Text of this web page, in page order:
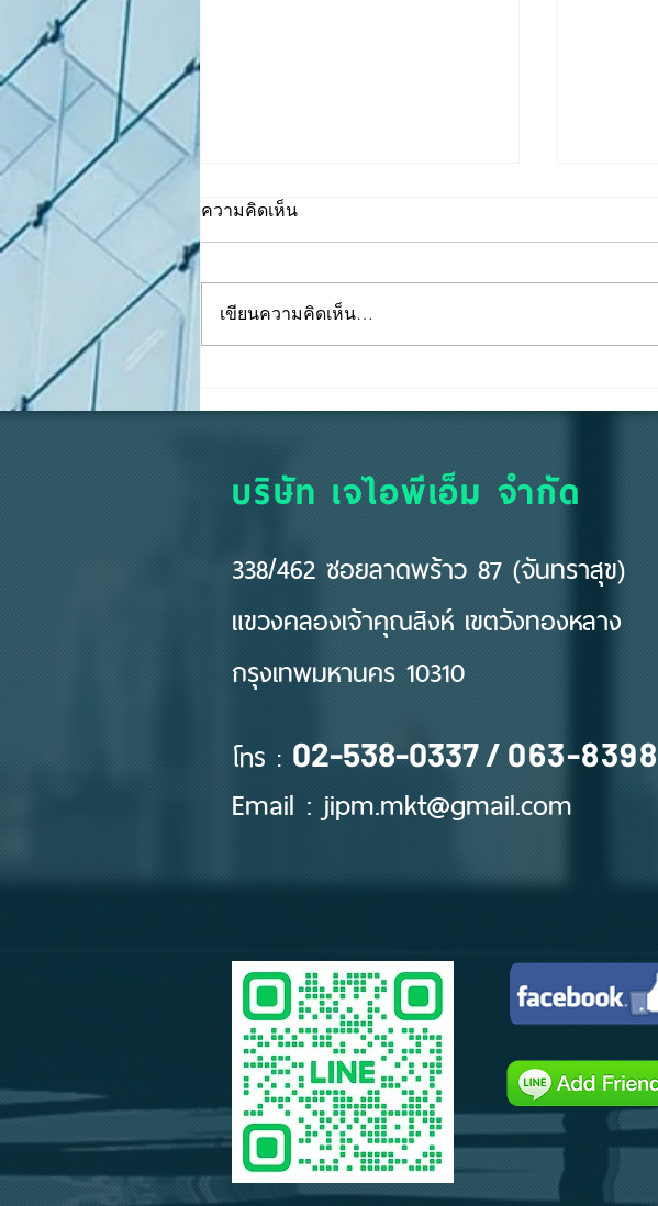
ให้เป๊ะ บิลครบ เงินไม่หาย
พลาสติ
ความคิดเห็น
เขียนความคิดเห็น…
บริษัท เจไอพีเอ็ม จำกัด
338/462 ซอยลาดพร้าว 87 (จันทราสุข)
แขวงคลองเจ้าคุณสิงห์ เขตวังทองหลาง
กรุงเทพมหานคร 10310
โทร : 02-538-0337 / 063-
Email : jipm.mkt@gmail.com